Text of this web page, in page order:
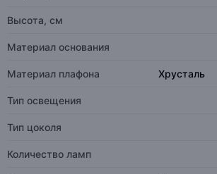
Высота, см
Материал основания
Материал плафона Хрусталь
Тип освещения
Тип цоколя
Количество ламп